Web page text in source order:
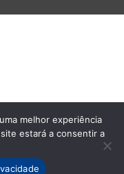
melhor experiência
estará a consentir a